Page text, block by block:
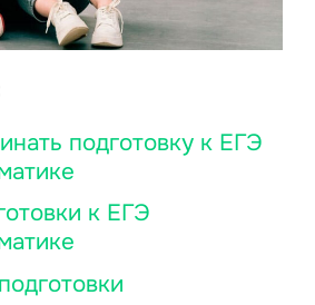
подготовку к ЕГЭ
к ЕГЭ